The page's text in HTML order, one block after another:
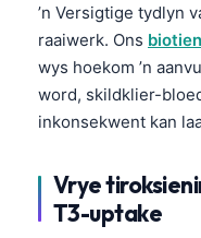
’n Versigtige tydlyn
raaiwerk. Ons
wys hoekom ’n
word, skildklier-
inkonsekwent kan
Vrye
T3-uptake
فارسی
Български
हिन्दी
Bahasa